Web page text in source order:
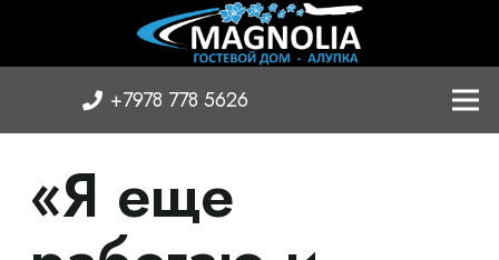
+7978 778 5626
«Я еще